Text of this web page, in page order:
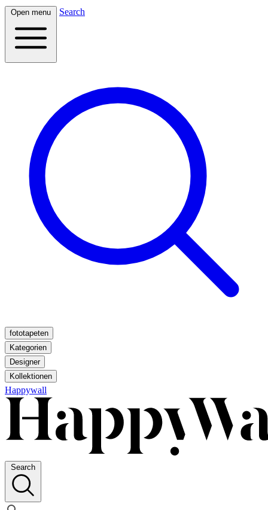
Open menu Search
fototapeten
Kategorien
Designer
Kollektionen
Happywall
Search